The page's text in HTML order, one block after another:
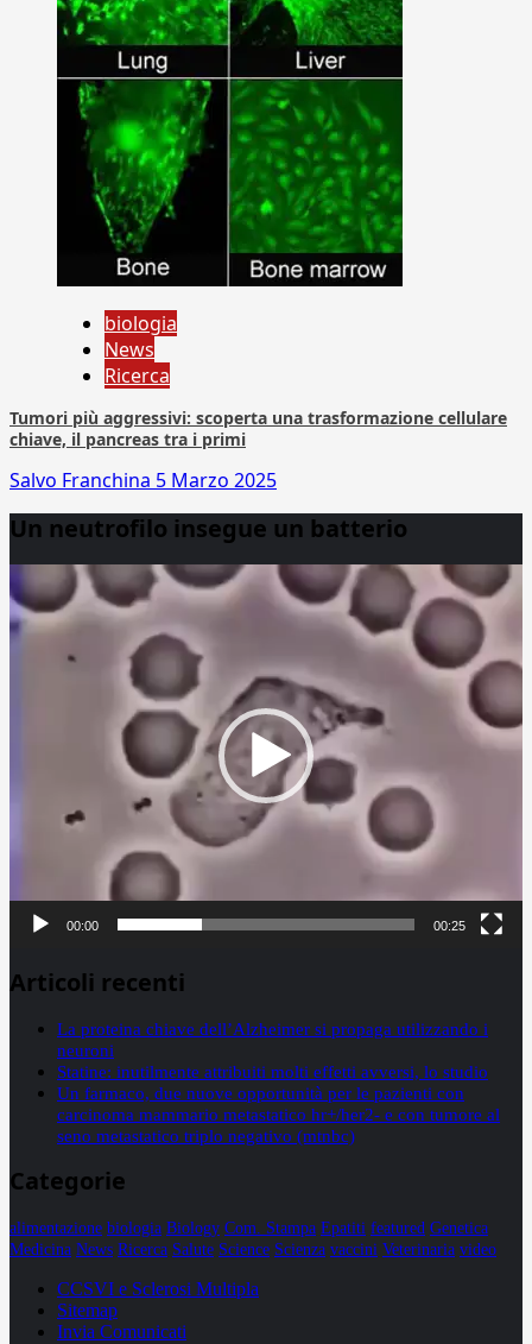
biologia
News
Ricerca
Tumori più aggressivi: scoperta una trasformazione cellulare
chiave, il pancreas tra i primi
Salvo Franchina 5 Marzo 2025
Un neutrofilo insegue un batterio
Player
00:00 00:25
Articoli recenti
La proteina chiave dell’Alzheimer si propaga utilizzando i
neuroni
Statine: inutilmente attribuiti molti effetti avversi, lo studio
Un farmaco, due nuove opportunità per le pazienti con
carcinoma mammario metastatico hr+/her2- e con tumore al
seno metastatico triplo negativo (mtnbc)
Categorie
alimentazione biologia Biology Com. Stampa Epatiti featured Genetica
Medicina News Ricerca Salute Science Scienza vaccini Veterinaria video
CCSVI e Sclerosi Multipla
Sitemap
Invia Comunicati